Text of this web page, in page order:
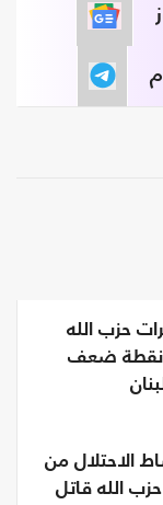
حزب الله
نقطة ضعف
الاحتلال من
حزب الله قاتل